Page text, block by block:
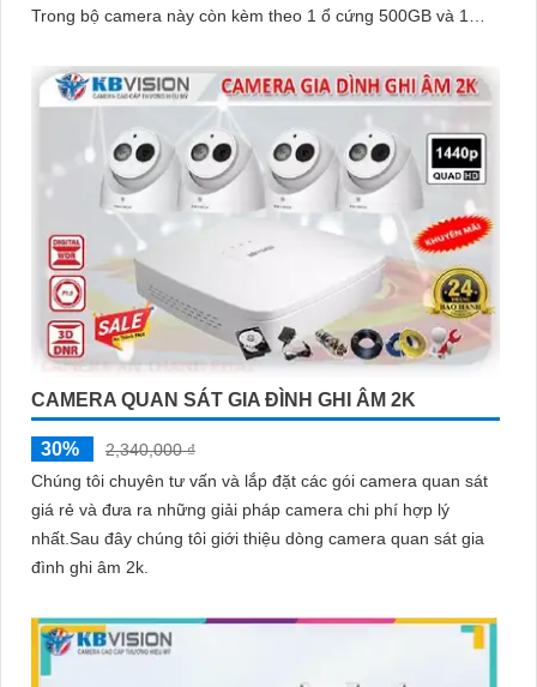
Trong bộ camera này còn kèm theo 1 ổ cứng 500GB và 1
trong 7 ngày cho 4 mắt camera
CAMERA QUAN SÁT GIA ĐÌNH GHI ÂM 2K
30%
2,340,000 ₫
Chúng tôi chuyên tư vấn và lắp đặt các gói camera quan sát
giá rẻ và đưa ra những giải pháp camera chi phí hợp lý
nhất.Sau đây chúng tôi giới thiệu dòng camera quan sát gia
đình ghi âm 2k.